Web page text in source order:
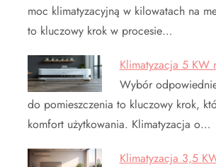
moc klimatyzacyjną w kilowatach na
to kluczowy krok w procesie…
Klimatyzacja 5 KW
Wybór
do pomieszczenia to kluczowy krok,
komfort użytkowania. Klimatyzacja o…
Klimatyzacja 3,5